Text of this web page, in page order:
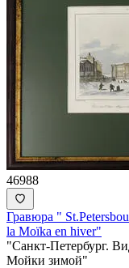
46988
Гравюра "
la Moïka en hiver"
"Санкт-Петербург.
Мойки зимой"